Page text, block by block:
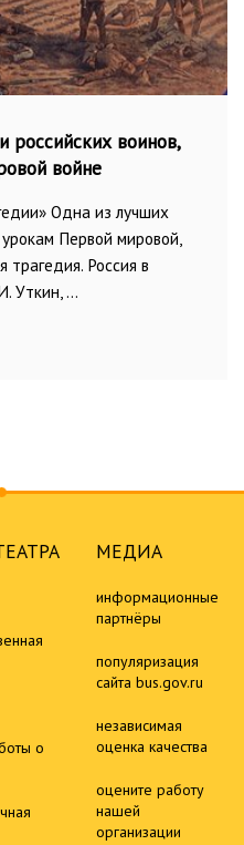
российских воинов,
войне
Одна из лучших
Первой мировой,
трагедия. Россия в
Уткин, …
о
МЕДИА
информационные
партнёры
популяризация
сайта bus.gov.ru
независимая
оценка качества
оцените работу
нашей
организации